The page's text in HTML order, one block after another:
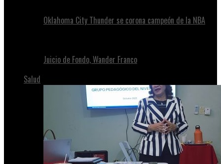
Oklahoma City Thunder se corona campeón de la NBA
Juicio de Fondo, Wander Franco
Salud